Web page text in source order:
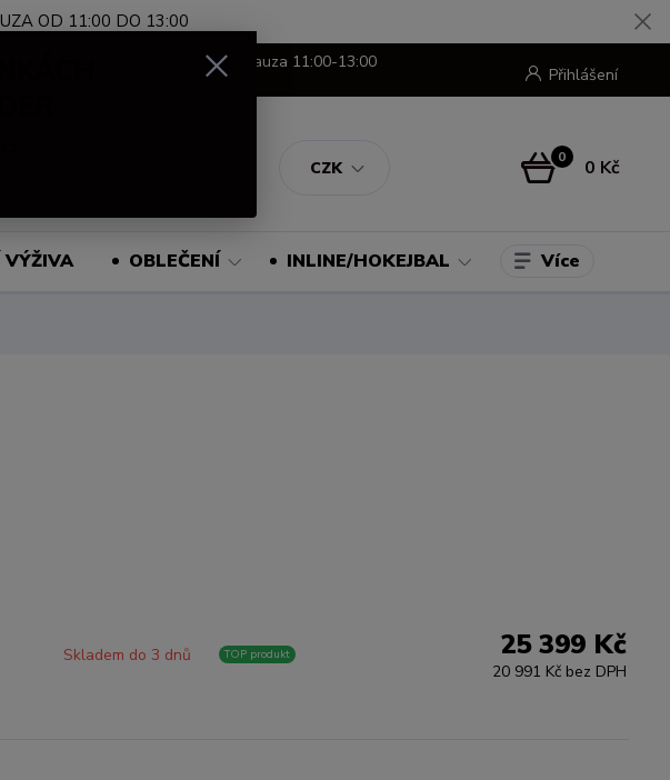
OD 11:00 DO 13:00
CZK
Přihlášení
Po-Pá, 8:00-16:00 pauza 11:00-13:00
0 0 Kč
VÝŽIVA OBLEČENÍ INLINE/HOKEJBAL Více
Skladem do 3 dnů TOP produkt 25 399 Kč
20 991 Kč bez DPH